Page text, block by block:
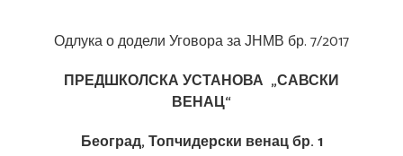
Одлука о додели Уговора за ЈНМВ бр. 7/2017
ПРЕДШКОЛСКА УСТАНОВА „САВСКИ
ВЕНАЦ“
Београд, Топчидерски венац бр. 1